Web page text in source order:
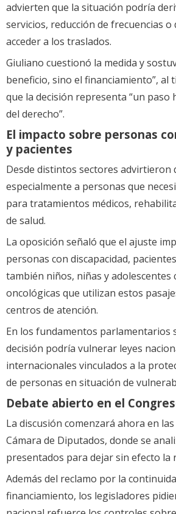
advierten que la situación podría
servicios, reducción de frecuencias o
acceder a los traslados.
Giuliano cuestionó la medida y
beneficio, sino el financiamiento”, al
que la decisión representa “un paso
del derecho”.
El impacto sobre personas
y pacientes
Desde distintos sectores advirtieron
especialmente a personas que
para tratamientos médicos,
de salud.
La oposición señaló que el ajuste
personas con discapacidad,
también niños, niñas y adolescentes
oncológicas que utilizan estos
centros de atención.
En los fundamentos parlamentarios
decisión podría vulnerar leyes
internacionales vinculados a la
de personas en situación de
Debate abierto en el
La discusión comenzará ahora en
Cámara de Diputados, donde se
presentados para dejar sin efecto la
Además del reclamo por la
financiamiento, los legisladores